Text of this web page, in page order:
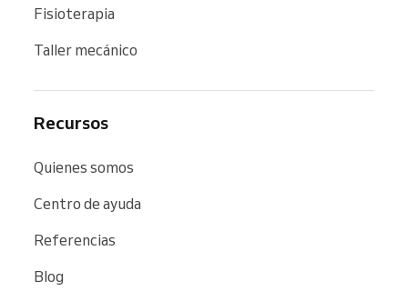
Fisioterapia
Taller mecánico
Recursos
Quienes somos
Centro de ayuda
Referencias
Blog